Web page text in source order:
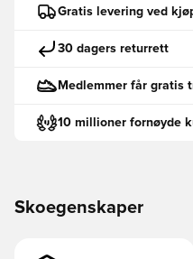
Gratis levering ved
30 dagers returrett
Medlemmer får gratis
10 millioner fornøyde
Skoegenskaper